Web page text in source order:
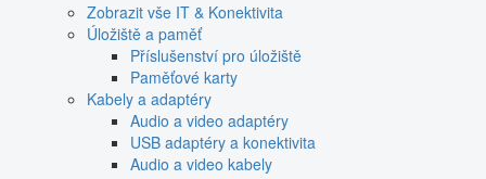
Zobrazit vše IT & Konektivita
Úložiště a paměť
Příslušenství pro úložiště
Paměťové karty
Kabely a adaptéry
Audio a video adaptéry
USB adaptéry a konektivita
Audio a video kabely